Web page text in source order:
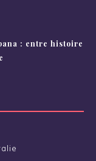
: entre histoire